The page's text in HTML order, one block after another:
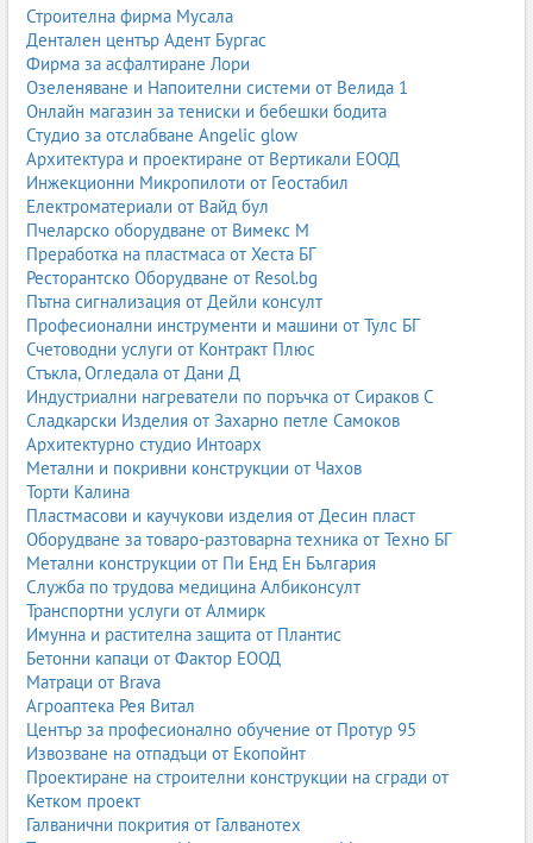
Строителна фирма Мусала
Дентален център Адент Бургас
Фирма за асфалтиране Лори
Озеленяване и Напоителни системи от Велида 1
Онлайн магазин за тениски и бебешки бодита
Студио за отслабване Angelic glow
Архитектура и проектиране от Вертикали ЕООД
Инжекционни Микропилоти от Геостабил
Електроматериали от Вайд бул
Пчеларско оборудване от Вимекс М
Преработка на пластмаса от Хеста БГ
Ресторантско Оборудване от Resol.bg
Пътна сигнализация от Дейли консулт
Професионални инструменти и машини от Тулс БГ
Счетоводни услуги от Контракт Плюс
Стъкла, Огледала от Дани Д
Индустриални нагреватели по поръчка от Сираков С
Сладкарски Изделия от Захарно петле Самоков
Архитектурно студио Интоарх
Метални и покривни конструкции от Чахов
Торти Калина
Пластмасови и каучукови изделия от Десин пласт
Оборудване за товаро-разтоварна техника от Техно БГ
Метални конструкции от Пи Енд Ен България
Служба по трудова медицина Албиконсулт
Транспортни услуги от Алмирк
Имунна и растителна защита от Плантис
Бетонни капаци от Фактор ЕООД
Матраци от Brava
Агроаптека Рея Витал
Център за професионално обучение от Протур 95
Извозване на отпадъци от Екопойнт
Проектиране на строителни конструкции на сгради от
Кетком проект
Галванични покрития от Галванотех